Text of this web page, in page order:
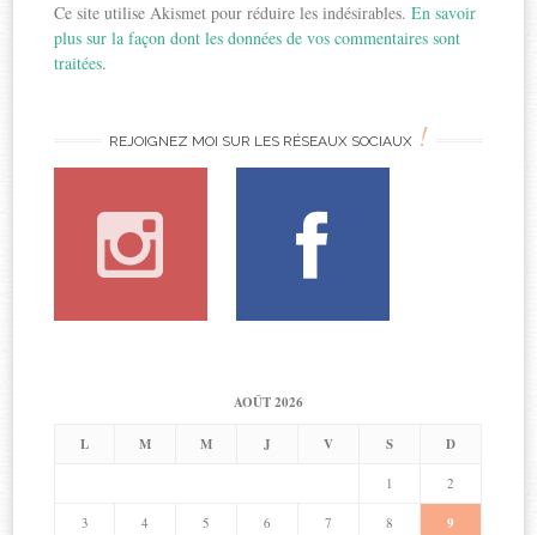
Ce site utilise Akismet pour réduire les indésirables.En savoir
plus sur la façon dont les données de vos commentaires sont
traitées.
REJOIGNEZ MOI SUR LES RÉSEAUX SOCIAUX !
AOÛT 2026
L M M J V S D
1 2
3 4 5 6 7 8 9